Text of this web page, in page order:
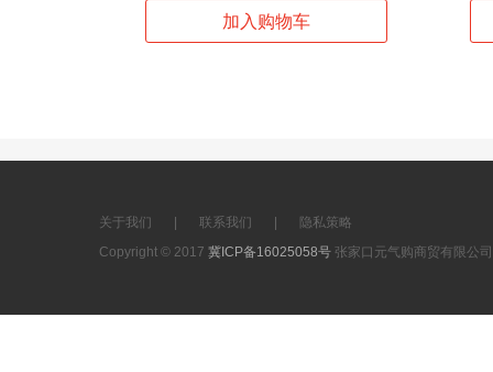
关于我们 联系我们
隐私策略
Copyright © 2017 冀ICP备16025058号 张家口元气购商贸有限公司